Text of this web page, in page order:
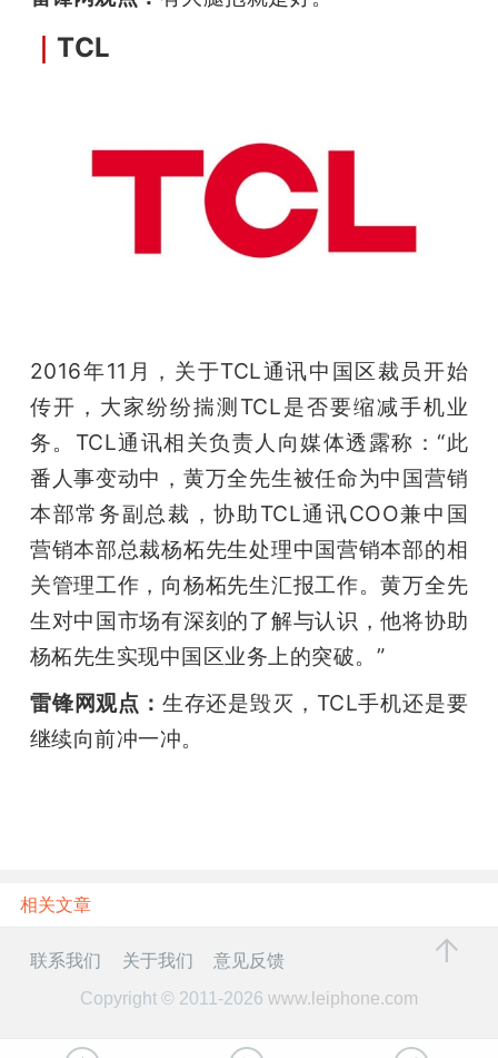
｜TCL
2016年11月，关于TCL通讯中国区裁员开始
传开，大家纷纷揣测TCL是否要缩减手机业
务。TCL通讯相关负责人向媒体透露称：“此
番人事变动中，黄万全先生被任命为中国营销
本部常务副总裁，协助TCL通讯COO兼中国
营销本部总裁杨柘先生处理中国营销本部的相
关管理工作，向杨柘先生汇报工作。黄万全先
生对中国市场有深刻的了解与认识，他将协助
杨柘先生实现中国区业务上的突破。”
雷锋网观点： 生存还是毁灭，TCL手机还是要
继续向前冲一冲。
相关文章
联系我们 关于我们
意见反馈
Copyright © 2011-2026 www.leiphone.com